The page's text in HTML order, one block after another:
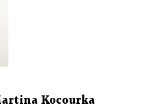
Kocourka